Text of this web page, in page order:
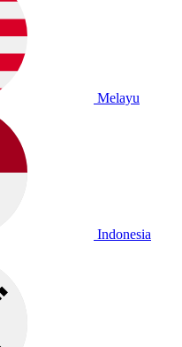
Melayu
Indonesia